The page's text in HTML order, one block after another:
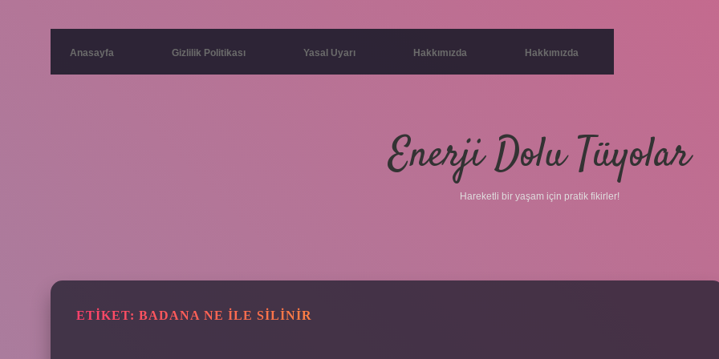
Anasayfa Gizlilik Politikası Yasal Uyarı Hakkımızda Hakkımızda
Enerji Dolu Tüyolar
Hareketli bir yaşam için pratik fikirler!
ETIKET: BADANA NE ILE SILINIR